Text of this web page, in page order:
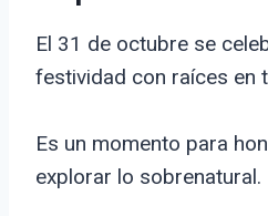
El 31 de octubre se
festividad con raíces en
Es un momento para
explorar lo sobrenatural.